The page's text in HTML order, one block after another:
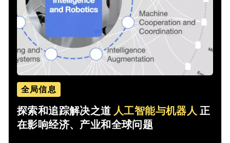
全局信息
探索和追踪解决之道 人工智能与机器人 正
在影响经济、产业和全球问题